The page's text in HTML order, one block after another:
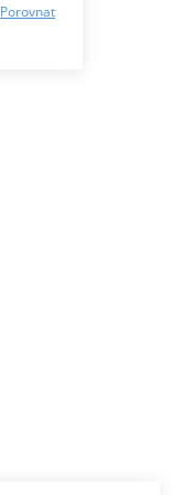
Porovnat